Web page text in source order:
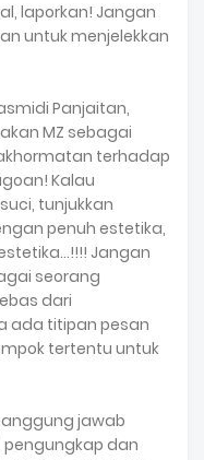
laporkan! Jangan
untuk menjelekkan
Panjaitan,
MZ sebagai
terhadap
Kalau
tunjukkan
penuh estetika,
Jangan
seorang
dari
ada titipan pesan
tertentu untuk
jawab
dan